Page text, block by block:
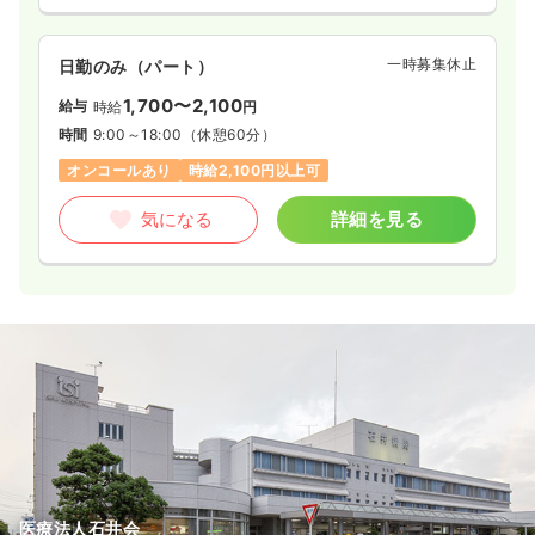
日勤のみ（パート） 一時募集休止
給与 時給1,700〜2,100円
時間 9:00～18:00 （休憩60分）
オンコールあり
時給2,100円以上可
気になる 詳細を見る
医療法人石井会